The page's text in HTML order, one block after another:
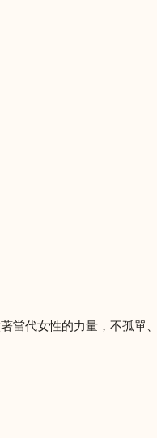
當代女性的力量，不孤單